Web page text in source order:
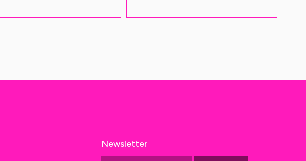
Newsletter